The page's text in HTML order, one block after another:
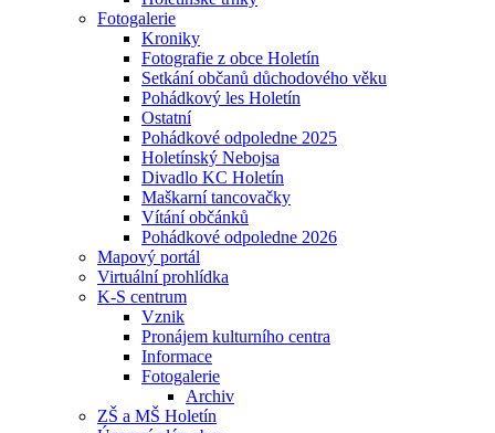
Fotogalerie
Kroniky
Fotografie z obce Holetín
Setkání občanů důchodového věku
Pohádkový les Holetín
Ostatní
Pohádkové odpoledne 2025
Holetínský Nebojsa
Divadlo KC Holetín
Maškarní tancovačky
Vítání občánků
Pohádkové odpoledne 2026
Mapový portál
Virtuální prohlídka
K-S centrum
Vznik
Pronájem kulturního centra
Informace
Fotogalerie
Archiv
ZŠ a MŠ Holetín